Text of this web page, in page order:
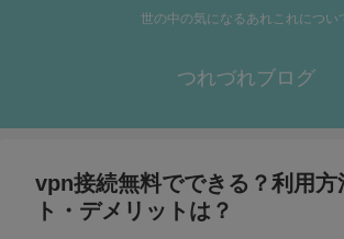
世の中の気になるあれこれについ
つれづれブログ
vpn接続無料でできる？利用方
ト・デメリットは？